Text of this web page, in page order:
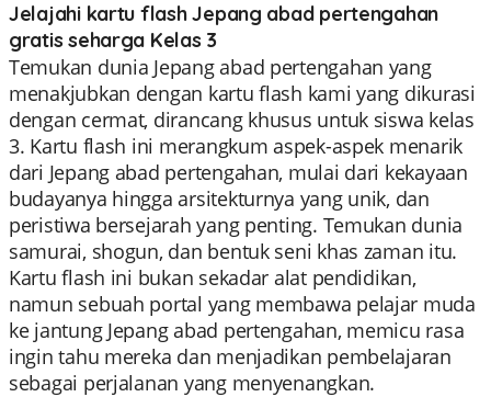
Jelajahi kartu flash Jepang abad pertengahan
gratis seharga Kelas 3
Temukan dunia Jepang abad pertengahan yang
menakjubkan dengan kartu flash kami yang dikurasi
dengan cermat, dirancang khusus untuk siswa kelas
3. Kartu flash ini merangkum aspek-aspek menarik
dari Jepang abad pertengahan, mulai dari kekayaan
budayanya hingga arsitekturnya yang unik, dan
peristiwa bersejarah yang penting. Temukan dunia
samurai, shogun, dan bentuk seni khas zaman itu.
Kartu flash ini bukan sekadar alat pendidikan,
namun sebuah portal yang membawa pelajar muda
ke jantung Jepang abad pertengahan, memicu rasa
ingin tahu mereka dan menjadikan pembelajaran
sebagai perjalanan yang menyenangkan.